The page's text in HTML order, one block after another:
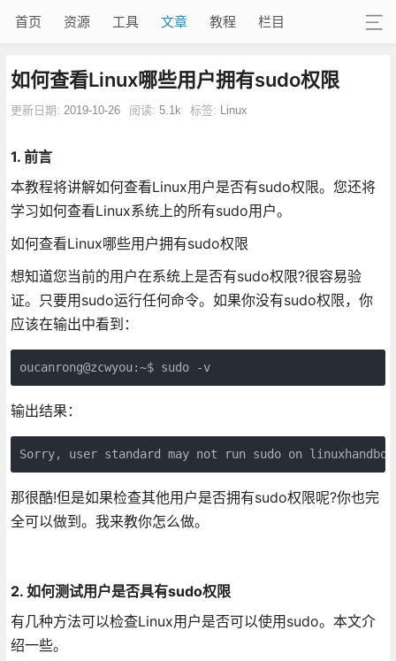
首页 资源 工具 文章 教程 栏目
如何查看Linux哪些用户拥有sudo权限
更新日期: 2019-10-26 阅读: 5.1k 标签: Linux
1. 前言
本教程将讲解如何查看Linux用户是否有sudo权限。您还将
学习如何查看Linux系统上的所有sudo用户。
如何查看Linux哪些用户拥有sudo权限
想知道您当前的用户在系统上是否有sudo权限?很容易验
证。只要用sudo运行任何命令。如果你没有sudo权限，你
应该在输出中看到：
输出结果：
那很酷!但是如果检查其他用户是否拥有sudo权限呢?你也完
全可以做到。我来教你怎么做。
2. 如何测试用户是否具有sudo权限
有几种方法可以检查Linux用户是否可以使用sudo。本文介
绍一些。